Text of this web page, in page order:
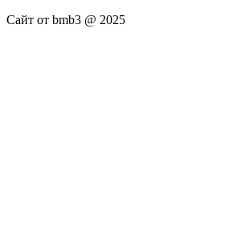
Сайт от bmb3 @ 2025